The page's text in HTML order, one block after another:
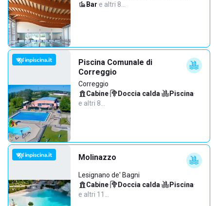
Bar·e altri 8…
Piscina Comunale di
Correggio
Correggio
Cabine· Doccia calda· Piscina·
e altri 8…
Molinazzo
Lesignano de' Bagni
Cabine· Doccia calda· Piscina·
e altri 11…